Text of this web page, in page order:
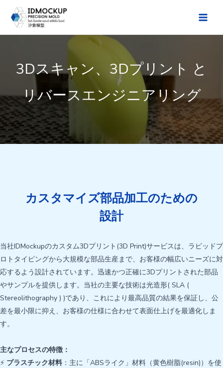
Main
3Dスキャン、3Dプリント と
リバースエンジニアリング
カスタマイズ部品加工のための
設計
当社IDMockupのカスタム3Dプリント(3D Print)サービスは、ラピッドプ
ロトタイピングから大規模な部品生産まで、お客様の幅広いニーズに対
応するよう設計されています。迅速かつ正確に3Dプリントされた部品
やサンプルを提供します。当社の主要な技術は光造形( SLA (
Stereolithography ) )であり、これにより最高品質の結果を保証し、公
差を最小限に抑え、お客様の仕様に合わせて表面仕上げを最適化しま
す。
主なプロセスの特徴：
⚡ プラスチック材料 ：主に「ABSライク」材料（黄色樹脂(resin)）を使